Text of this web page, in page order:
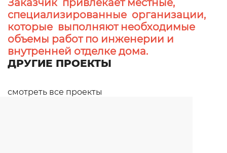
специализированные организации,
которые выполняют необходимые
объемы работ по инженерии и
внутренней отделке дома.
ДРУГИЕ ПРОЕКТЫ
смотреть все проекты